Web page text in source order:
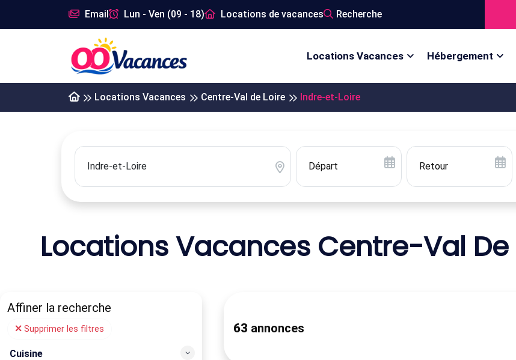
Email Lun - Ven (09 - 18) Locations de vacances Recherche
Locations Vacances Hébergement
Locations Vacances Centre-Val de Loire Indre-et-Loire
Locations Vacances Centre-Val
Affiner la recherche
Supprimer les filtres
Cuisine
63 annonces